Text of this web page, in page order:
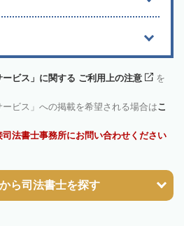
ービス」に関する ご利用上の注意
を
ービス」への掲載を希望される場合はこ
法書士事務所にお問い合わせください
ら司法書士を探す